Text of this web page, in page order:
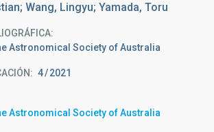
Wang, Lingyu; Yamada, Toru
Astronomical Society of Australia
4 2021
Astronomical Society of Australia